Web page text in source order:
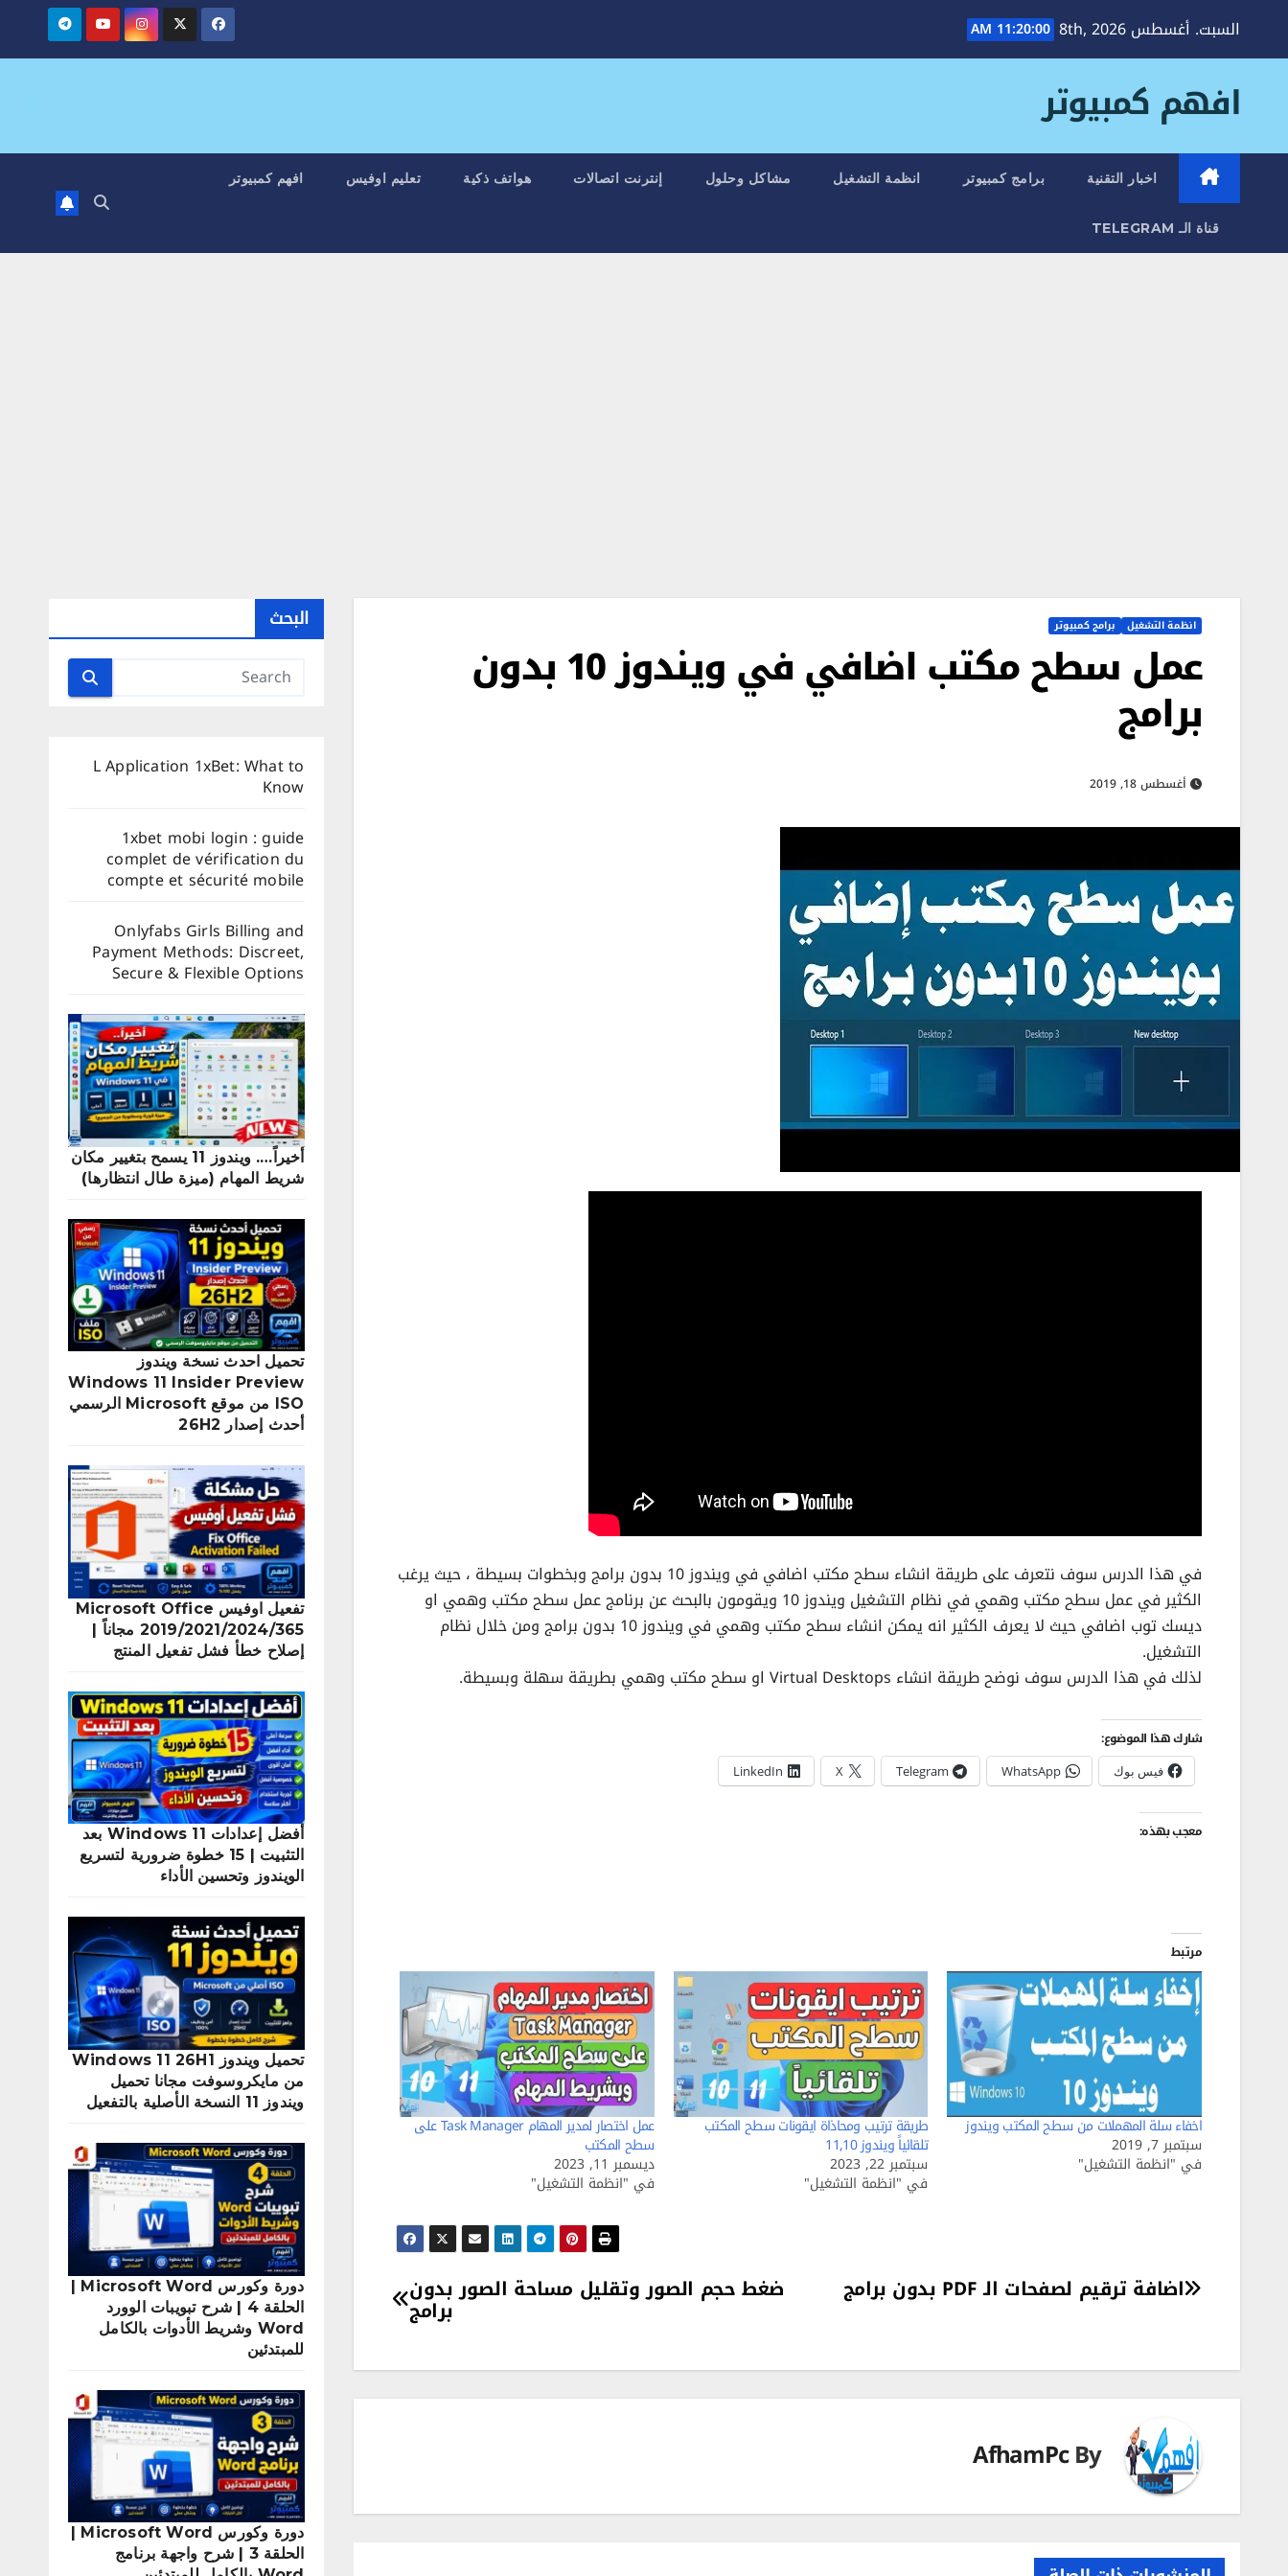
السبت. أغسطس 8th, 2026 11:20:01 AM
افهم كمبيوتر
اخبار التقنية برامج كمبيوتر انظمة التشغيل مشاكل وحلول إنترنت اتصالات هواتف ذكية تعليم اوفيس افهم كمبيوتر
قناة الـ TELEGRAM
انظمة التشغيل برامج كمبيوتر
عمل سطح مكتب اضافي في ويندوز 10 بدون
برامج
أغسطس 18, 2019
في هذا الدرس سوف نتعرف على طريقة انشاء سطح مكتب اضافي في ويندوز 10 بدون برامج وبخطوات بسيطة ، حيث يرغب
الكثير في عمل سطح مكتب وهمي في نظام التشغيل ويندوز 10 ويقومون بالبحث عن برنامج عمل سطح مكتب وهمي او
ديسك توب اضافي حيث لا يعرف الكثير انه يمكن انشاء سطح مكتب وهمي في ويندوز 10 بدون برامج ومن خلال نظام
التشغيل.
لذلك في هذا الدرس سوف نوضح طريقة انشاء Virtual Desktops او سطح مكتب وهمي بطريقة سهلة وبسيطة.
شارك هذا الموضوع:
فيس بوك WhatsApp
Telegram
X
LinkedIn
معجب بهذه:
مرتبط
اخفاء سلة المهملات من سطح المكتب ويندوز
سبتمبر 7, 2019
في "انظمة التشغيل"
طريقة ترتيب ومحاذاة ايقونات سطح المكتب
تلقائياً ويندوز 11,10
سبتمبر 22, 2023
في "انظمة التشغيل"
عمل اختصار لمدير المهام Task Manager على
سطح المكتب
ديسمبر 11, 2023
في "انظمة التشغيل"
تصفّح ضغط حجم الصور وتقليل مساحة الصور بدون
برامج
اضافة ترقيم لصفحات الـ PDF بدون برامج
By
AfhamPc
البحث
L Application 1xBet: What to
Know
1xbet mobi login : guide
complet de vérification du
compte et sécurité mobile
Onlyfabs Girls Billing and
Payment Methods: Discreet,
Secure & Flexible Options
أخيراً…. ويندوز 11 يسمح بتغيير مكان
شريط المهام (ميزة طال انتظارها)
تحميل احدث نسخة ويندوز
Windows 11 Insider Preview
ISO من موقع Microsoft الرسمي
أحدث إصدار 26H2
تفعيل اوفيس Microsoft Office
2019/2021/2024/365 مجاناً |
إصلاح خطأ فشل تفعيل المنتج
أفضل إعدادات Windows 11 بعد
التثبيت | 15 خطوة ضرورية لتسريع
الويندوز وتحسين الأداء
تحميل ويندوز Windows 11 26H1
من مايكروسوفت مجانا تحميل
ويندوز 11 النسخة الأصلية بالتفعيل
دورة وكورس Microsoft Word |
الحلقة 4 | شرح تبويبات الوورد
Word وشريط الأدوات بالكامل
للمبتدئين
الحلقة 3 | شرح واجهة برنامج